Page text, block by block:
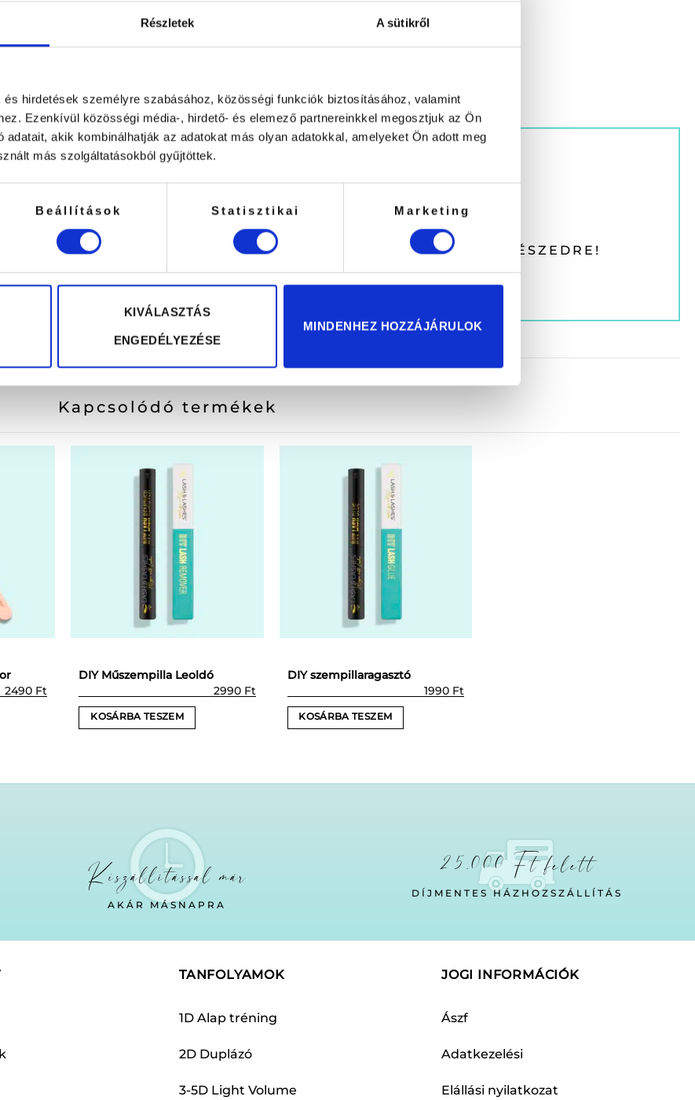
Részletek A sütikről
és hirdetések személyre szabásához, közösségi funkciók biztosításához, valamint
Ezenkívül közösségi média-, hirdető- és elemező partnereinkkel megosztjuk az Ön
adatait, akik kombinálhatják az adatokat más olyan adatokkal, amelyeket Ön adott meg
más szolgáltatásokból gyűjtöttek.
Beállítások Statisztikai Marketing
KIVÁLASZTÁS
ENGEDÉLYEZÉSE
MINDENHEZ HOZZÁJÁRULOK
értékelése elsőként
ÉRÉTKELÉSE UTÁN EGY KEDVEZMÉNY KUPONT KÜLDÜNK RÉSZEDRE!
Kapcsolódó termékek
2490 Ft
DIY Műszempilla Leoldó
2990 Ft
KOSÁRBA TESZEM
DIY szempillaragasztó
1990 Ft
KOSÁRBA TESZEM
Kiszállítással már
AKÁR MÁSNAPRA
25.000 Ft felett
DÍJMENTES HÁZHOZSZÁLLÍTÁS
TANFOLYAMOK
1D Alap tréning
2D Duplázó
3-5D Light Volume
JOGI INFORMÁCIÓK
Ászf
Adatkezelési
Elállási nyilatkozat